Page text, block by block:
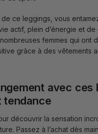
ce leggings, vous
actif, plein d’énergie et
femmes qui ont
grâce à des vêtements
avec ces
tendance
découvrir la sensation
Passez à l’achat dès